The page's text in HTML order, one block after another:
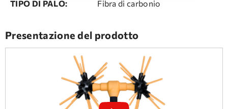
TIPO DI PALO: Fibra di carbonio
Presentazione del prodotto